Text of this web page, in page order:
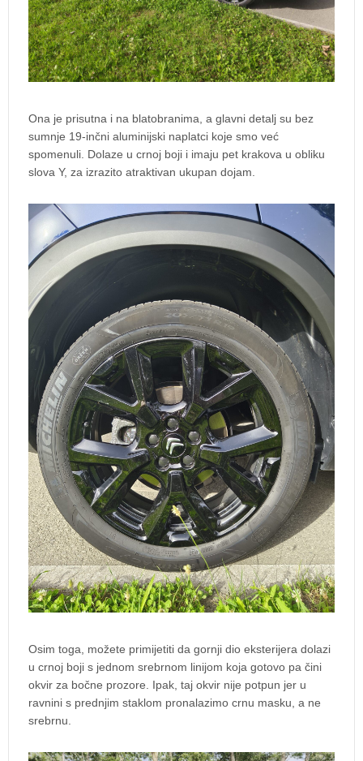
Ona je prisutna i na blatobranima, a glavni detalj su bez
sumnje 19-inčni aluminijski naplatci koje smo već
spomenuli. Dolaze u crnoj boji i imaju pet krakova u obliku
slova Y, za izrazito atraktivan ukupan dojam.
Osim toga, možete primijetiti da gornji dio eksterijera dolazi
u crnoj boji s jednom srebrnom linijom koja gotovo pa čini
okvir za bočne prozore. Ipak, taj okvir nije potpun jer u
ravnini s prednjim staklom pronalazimo crnu masku, a ne
srebrnu.